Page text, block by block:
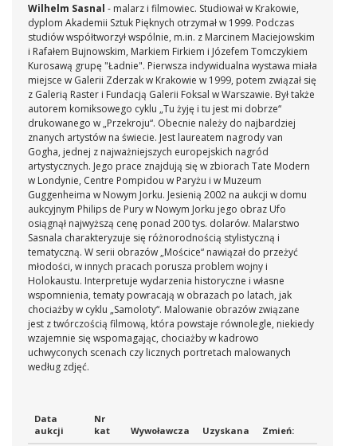
Wilhelm Sasnal - malarz i filmowiec. Studiował w Krakowie,
dyplom Akademii Sztuk Pięknych otrzymał w 1999. Podczas
studiów współtworzył wspólnie, m.in. z Marcinem Maciejowskim
i Rafałem Bujnowskim, Markiem Firkiem i Józefem Tomczykiem
Kurosawą grupę "Ładnie". Pierwsza indywidualna wystawa miała
miejsce w Galerii Zderzak w Krakowie w 1999, potem związał się
z Galerią Raster i Fundacją Galerii Foksal w Warszawie. Był także
autorem komiksowego cyklu „Tu żyję i tu jest mi dobrze“
drukowanego w „Przekroju“. Obecnie należy do najbardziej
znanych artystów na świecie. Jest laureatem nagrody van
Gogha, jednej z najważniejszych europejskich nagród
artystycznych. Jego prace znajdują się w zbiorach Tate Modern
w Londynie, Centre Pompidou w Paryżu i w Muzeum
Guggenheima w Nowym Jorku. Jesienią 2002 na aukcji w domu
aukcyjnym Philips de Pury w Nowym Jorku jego obraz Ufo
osiągnął najwyższą cenę ponad 200 tys. dolarów. Malarstwo
Sasnala charakteryzuje się różnorodnością stylistyczną i
tematyczną. W serii obrazów „Mościce“ nawiązał do przeżyć
młodości, w innych pracach porusza problem wojny i
Holokaustu. Interpretuje wydarzenia historyczne i własne
wspomnienia, tematy powracają w obrazach po latach, jak
chociażby w cyklu „Samoloty“. Malowanie obrazów związane
jest z twórczością filmową, która powstaje równolegle, niekiedy
wzajemnie się wspomagając, chociażby w kadrowo
uchwyconych scenach czy licznych portretach malowanych
według zdjęć.
Data
aukcji
Nr
kat
Wywoławcza Uzyskana Zmień: